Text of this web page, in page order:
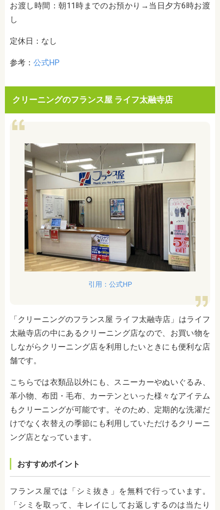
お渡し時間：朝11時までのお預かり→当日夕方6時お渡
し
定休日：なし
参考： 公式HP
クリーニングのフランス屋 ライフ太融寺店
引用：公式HP
「クリーニングのフランス屋 ライフ太融寺店」はライフ
太融寺店の中にあるクリーニング店なので、お買い物を
しながらクリーニング店を利用したいときにも便利な店
舗です。
こちらでは衣類品以外にも、スニーカーやぬいぐるみ、
革小物、布団・毛布、カーテンといった様々なアイテム
もクリーニングが可能です。そのため、定期的な洗濯だ
けでなく衣替えの季節にも利用していただけるクリーニ
ング店となっています。
おすすめポイント
フランス屋では「シミ抜き」を無料で行っています。
「シミを取って、キレイにしてお返しするのは当たり